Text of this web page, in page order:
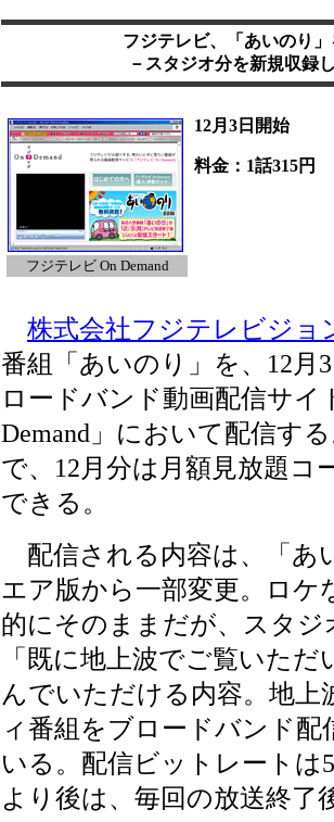
フジテレビ、「あいのり
－スタジオ分を新規収録
フジテレビ On Demand
12月3日開始
料金：1話315円
株式会社フジテレビジョ
番組「あいのり」を、12月
ロードバンド動画配信サイ
Demand」において配信す
で、12月分は月額見放題コ
できる。
配信される内容は、「あ
エア版から一部変更。ロケ
的にそのままだが、スタ
「既に地上波でご覧いた
んでいただける内容。地
ィ番組をブロードバンド
いる。配信ビットレートは
より後は、毎回の放送終了